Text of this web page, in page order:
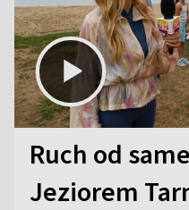
Ruch od
Jeziorem